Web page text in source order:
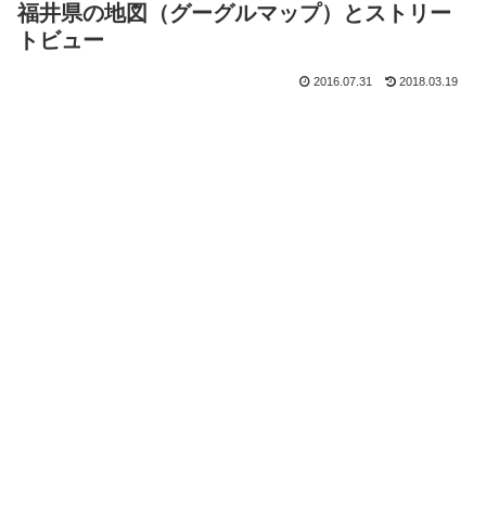
福井県の地図（グーグルマップ）とストリー
トビュー
2016.07.31 2018.03.19